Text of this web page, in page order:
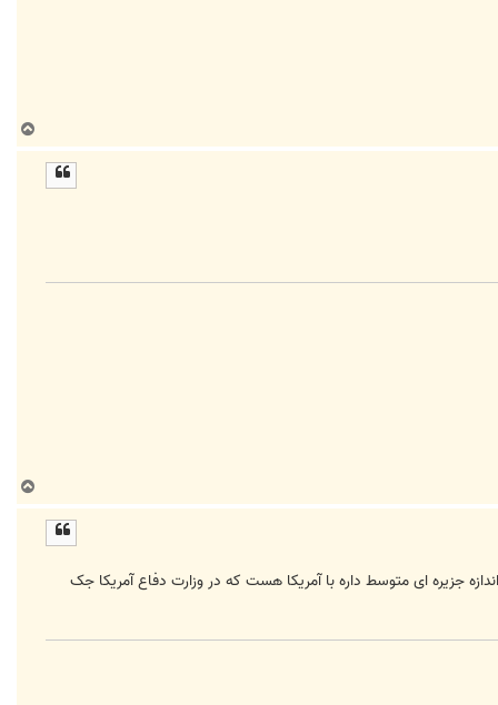
ا
ا
به من مثل اعلام جنگ کشوری که کلا 200 300 هزار نفر جمعیت داره و اندازه جزیره ای متوسط داره با آمریکا هست که در وزارت دفاع آمریکا جک